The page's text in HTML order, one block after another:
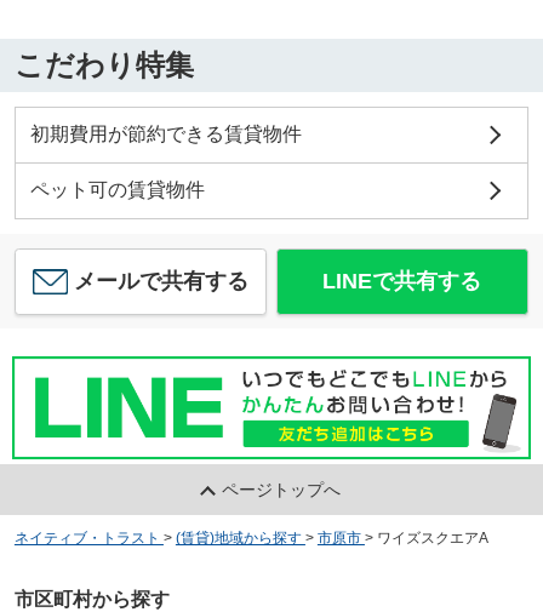
こだわり特集
初期費用が節約できる賃貸物件
ペット可の賃貸物件
メールで共有する LINEで共有する
ページトップへ
ネイティブ・トラスト > (賃貸)地域から探す > 市原市 > ワイズスクエアA
市区町村から探す